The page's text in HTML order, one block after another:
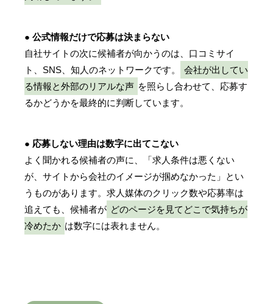
● 公式情報だけで応募は決まらない
自社サイトの次に候補者が向かうのは、口コミサイ
ト、SNS、知人のネットワークです。
会社が出してい
る情報と外部のリアルな声 を照らし合わせて、応募す
るかどうかを最終的に判断しています。
● 応募しない理由は数字に出てこない
よく聞かれる候補者の声に、「求人条件は悪くない
が、サイトから会社のイメージが掴めなかった」とい
うものがあります。求人媒体のクリック数や応募率は
追えても、候補者が どのページを見てどこで気持ちが
冷めたか は数字には表れません。